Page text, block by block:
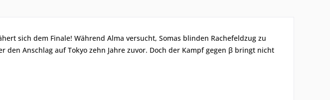
sich dem Finale! Während Alma versucht, Somas blinden Rachefeldzug zu
Anschlag auf Tokyo zehn Jahre zuvor. Doch der Kampf gegen β bringt nicht